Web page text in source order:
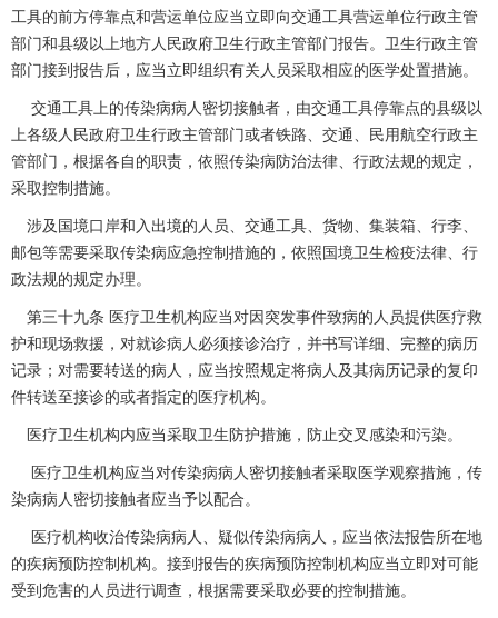
工具的前方停靠点和营运单位应当立即向交通工具营运单位行政主管
部门和县级以上地方人民政府卫生行政主管部门报告。卫生行政主管
部门接到报告后，应当立即组织有关人员采取相应的医学处置措施。
交通工具上的传染病病人密切接触者，由交通工具停靠点的县级以
上各级人民政府卫生行政主管部门或者铁路、交通、民用航空行政主
管部门，根据各自的职责，依照传染病防治法律、行政法规的规定，
采取控制措施。
涉及国境口岸和入出境的人员、交通工具、货物、集装箱、行李、
邮包等需要采取传染病应急控制措施的，依照国境卫生检疫法律、行
政法规的规定办理。
第三十九条 医疗卫生机构应当对因突发事件致病的人员提供医疗救
护和现场救援，对就诊病人必须接诊治疗，并书写详细、完整的病历
记录；对需要转送的病人，应当按照规定将病人及其病历记录的复印
件转送至接诊的或者指定的医疗机构。
医疗卫生机构内应当采取卫生防护措施，防止交叉感染和污染。
医疗卫生机构应当对传染病病人密切接触者采取医学观察措施，传
染病病人密切接触者应当予以配合。
医疗机构收治传染病病人、疑似传染病病人，应当依法报告所在地
的疾病预防控制机构。接到报告的疾病预防控制机构应当立即对可能
受到危害的人员进行调查，根据需要采取必要的控制措施。